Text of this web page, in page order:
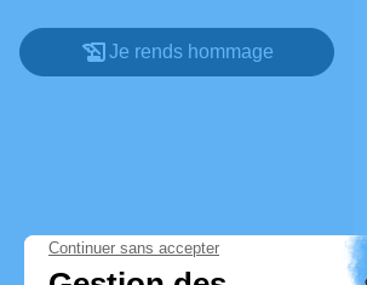
Je rends hommage